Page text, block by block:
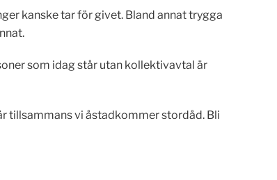
kanske tar för givet. Bland annat trygga
som idag står utan kollektivavtal är
tillsammans vi åstadkommer stordåd. Bli